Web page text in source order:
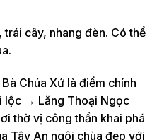
trái cây, nhang đèn. Có thể
Chúa Xứ là điểm chính
lộc → Lăng Thoại Ngọc
thờ vị công thần khai phá
Tây An ngôi chùa đẹp với